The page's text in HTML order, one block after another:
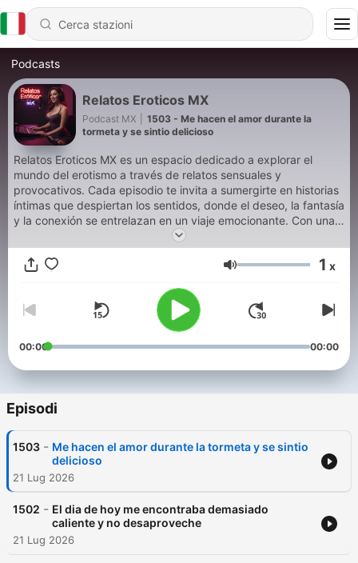
Podcasts
Relatos Eroticos MX
Podcast MX
1503 - Me hacen el amor durante la
tormeta y se sintio delicioso
Relatos Eroticos MX es un espacio dedicado a explorar el
mundo del erotismo a través de relatos sensuales y
provocativos. Cada episodio te invita a sumergirte en historias
íntimas que despiertan los sentidos, donde el deseo, la fantasía
y la conexión se entrelazan en un viaje emocionante. Con una
narración cautivadora, este podcast está diseñado para
encender la imaginación y explorar el placer desde una
perspectiva elegante y auténtica. Déjate llevar por la voz y las
Conviértete en un supporter de este podcast:
https://www.spreaker.com/podcast/relatos-eroticos-mx-
-6290133/support.
Volume 1 x
00:00 00:00
Episodi
1503 - Me hacen el amor durante la tormeta y se sintio
delicioso
21 Lug 2026
1502 - El dia de hoy me encontraba demasiado
caliente y no desaproveche
21 Lug 2026